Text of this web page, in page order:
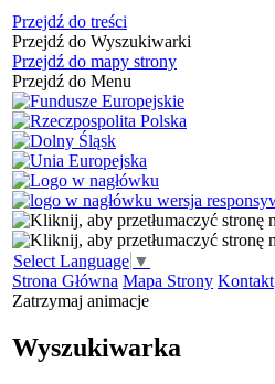
Przejdź do treści
Przejdź do Wyszukiwarki
Przejdź do mapy strony
Przejdź do Menu
Select Language ▼
Strona Główna Mapa Strony Kontakt
Zatrzymaj animacje
Wyszukiwarka